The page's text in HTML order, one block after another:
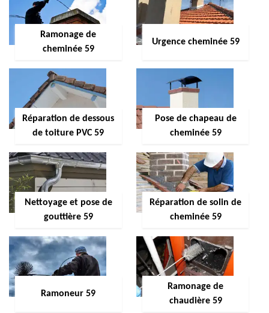
Ramonage de
cheminée 59
Urgence cheminée 59
Réparation de dessous
de toiture PVC 59
Pose de chapeau de
cheminée 59
Nettoyage et pose de
gouttière 59
Réparation de solin de
cheminée 59
Ramoneur 59
Ramonage de
chaudière 59